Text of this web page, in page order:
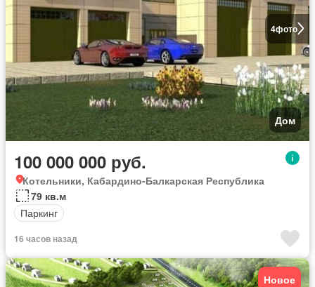
4фото
Дом
100 000 000 руб.
Котельники, Кабардино-Балкарская Республика
79 кв.м
Паркинг
16 часов назад
Новое